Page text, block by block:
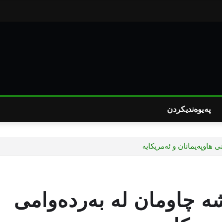
پەیوەندیکردن
و ئەمریكایە
چاومان لە بەردەوامی